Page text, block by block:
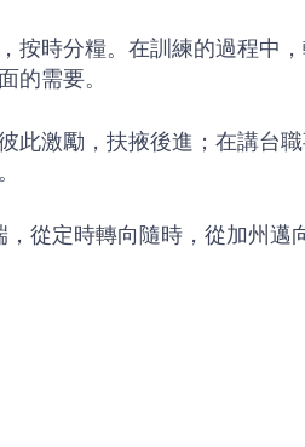
按時分糧。在訓練的過程中，
的需要。
此激勵，扶掖後進；在講台
從定時轉向隨時，從加州邁